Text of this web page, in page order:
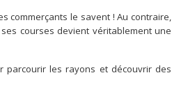
commerçants le savent ! Au contraire,
courses devient véritablement une
parcourir les rayons et découvrir des